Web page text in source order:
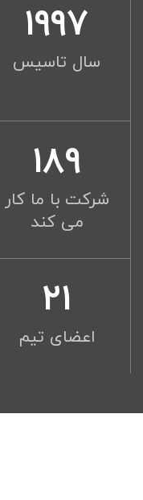
2010
سال تاسیس
190
شرکت با ما کار
می کند
21
اعضای تیم